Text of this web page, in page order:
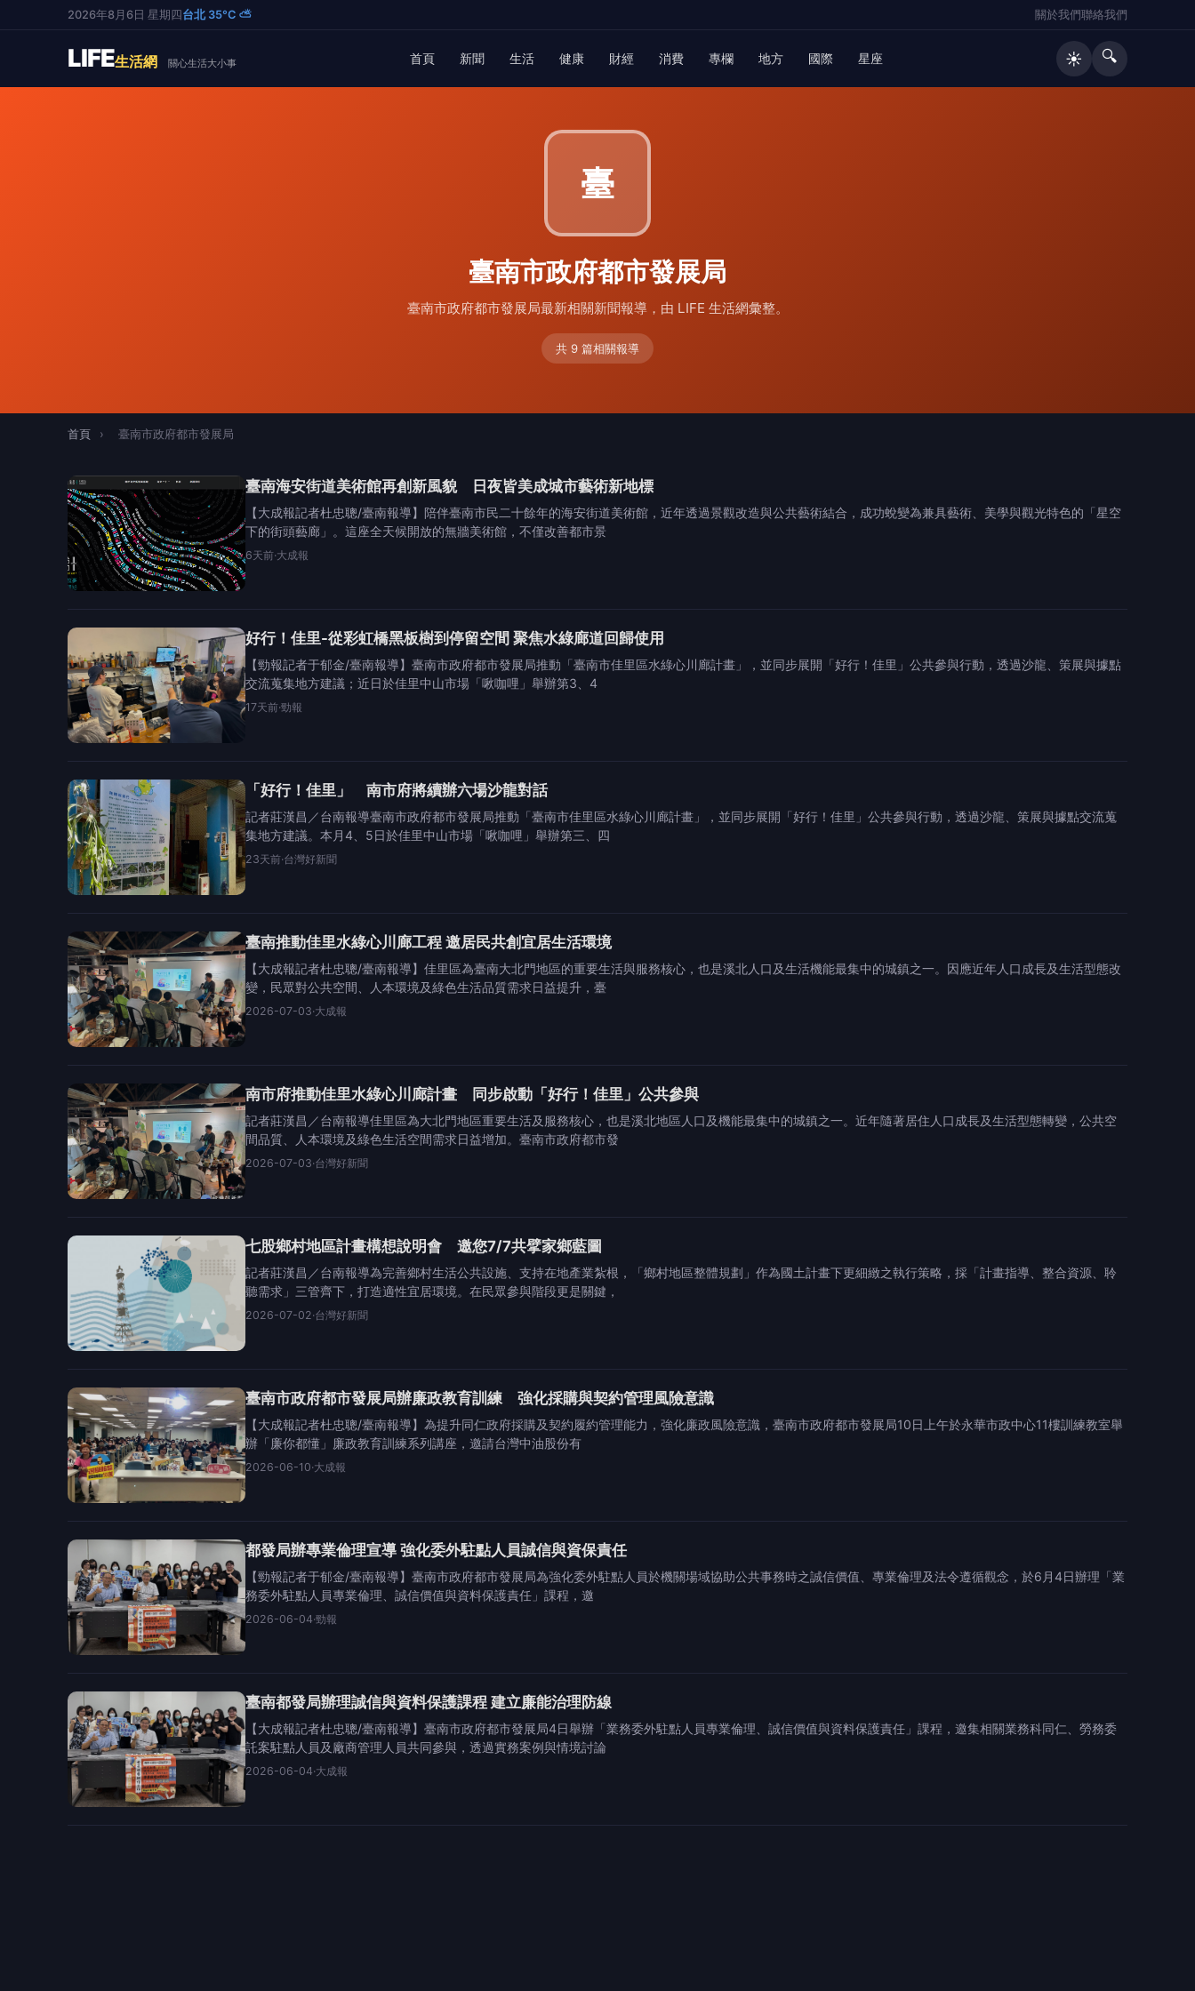
2026年8月6日 星期四 台北 35°C ⛅ 關於我們聯絡我們
LIFE生活網 關心生活大小事 首頁 新聞 生活 健康 財經 消費 專欄 地方 國際 星座 ☀️ 🔍
臺
臺南市政府都市發展局
臺南市政府都市發展局最新相關新聞報導，由 LIFE 生活網彙整。
共 9 篇相關報導
首頁 › 臺南市政府都市發展局
臺南海安街道美術館再創新風貌 日夜皆美成城市藝術新地標
【大成報記者杜忠聰/臺南報導】陪伴臺南市民二十餘年的海安街道美術館，近年透過景觀改造與公共藝術結合，成功蛻變為兼具藝術、美學與觀光特色的「星空
下的街頭藝廊」。這座全天候開放的無牆美術館，不僅改善都市景
6天前·大成報
好行！佳里-從彩虹橋黑板樹到停留空間 聚焦水綠廊道回歸使用
【勁報記者于郁金/臺南報導】臺南市政府都市發展局推動「臺南市佳里區水綠心川廊計畫」，並同步展開「好行！佳里」公共參與行動，透過沙龍、策展與據點
交流蒐集地方建議；近日於佳里中山市場「啾咖哩」舉辦第3、4
17天前·勁報
「好行！佳里」 南市府將續辦六場沙龍對話
記者莊漢昌／台南報導臺南市政府都市發展局推動「臺南市佳里區水綠心川廊計畫」，並同步展開「好行！佳里」公共參與行動，透過沙龍、策展與據點交流蒐
集地方建議。本月4、5日於佳里中山市場「啾咖哩」舉辦第三、四
23天前·台灣好新聞
臺南推動佳里水綠心川廊工程 邀居民共創宜居生活環境
【大成報記者杜忠聰/臺南報導】佳里區為臺南大北門地區的重要生活與服務核心，也是溪北人口及生活機能最集中的城鎮之一。因應近年人口成長及生活型態改
變，民眾對公共空間、人本環境及綠色生活品質需求日益提升，臺
2026-07-03·大成報
南市府推動佳里水綠心川廊計畫 同步啟動「好行！佳里」公共參與
記者莊漢昌／台南報導佳里區為大北門地區重要生活及服務核心，也是溪北地區人口及機能最集中的城鎮之一。近年隨著居住人口成長及生活型態轉變，公共空
間品質、人本環境及綠色生活空間需求日益增加。臺南市政府都市發
2026-07-03·台灣好新聞
七股鄉村地區計畫構想說明會 邀您7/7共擘家鄉藍圖
記者莊漢昌／台南報導為完善鄉村生活公共設施、支持在地產業紮根，「鄉村地區整體規劃」作為國土計畫下更細緻之執行策略，採「計畫指導、整合資源、聆
聽需求」三管齊下，打造適性宜居環境。在民眾參與階段更是關鍵，
2026-07-02·台灣好新聞
臺南市政府都市發展局辦廉政教育訓練 強化採購與契約管理風險意識
【大成報記者杜忠聰/臺南報導】為提升同仁政府採購及契約履約管理能力，強化廉政風險意識，臺南市政府都市發展局10日上午於永華市政中心11樓訓練教室舉
辦「廉你都懂」廉政教育訓練系列講座，邀請台灣中油股份有
2026-06-10·大成報
都發局辦專業倫理宣導 強化委外駐點人員誠信與資保責任
【勁報記者于郁金/臺南報導】臺南市政府都市發展局為強化委外駐點人員於機關場域協助公共事務時之誠信價值、專業倫理及法令遵循觀念，於6月4日辦理「業
務委外駐點人員專業倫理、誠信價值與資料保護責任」課程，邀
2026-06-04·勁報
臺南都發局辦理誠信與資料保護課程 建立廉能治理防線
【大成報記者杜忠聰/臺南報導】臺南市政府都市發展局4日舉辦「業務委外駐點人員專業倫理、誠信價值與資料保護責任」課程，邀集相關業務科同仁、勞務委
託案駐點人員及廠商管理人員共同參與，透過實務案例與情境討論
2026-06-04·大成報